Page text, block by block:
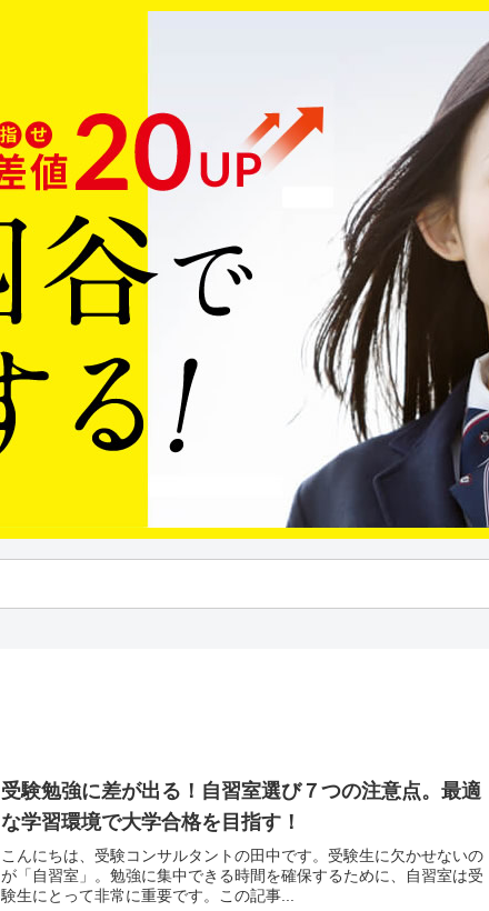
受験勉強に差が出る！自習室選び７つの注意点。最適
な学習環境で大学合格を目指す！
こんにちは、受験コンサルタントの田中です。受験生に欠かせないの
が「自習室」。勉強に集中できる時間を確保するために、自習室は受
験生にとって非常に重要です。この記事...